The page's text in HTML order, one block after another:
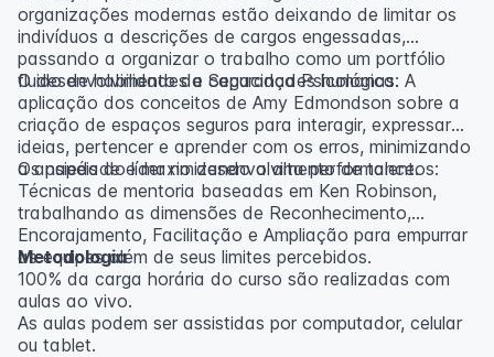
organizações modernas estão deixando de limitar os
indivíduos a descrições de cargos engessadas,
passando a organizar o trabalho como um portfólio
fluido de habilidades e capacidades humanas.
O desenvolvimento da Segurança Psicológica: A
aplicação dos conceitos de Amy Edmondson sobre a
criação de espaços seguros para interagir, expressar
ideias, pertencer e aprender com os erros, minimizando
a ansiedade e maximizando a alta performance.
Os papéis do líder no desenvolvimento de talentos:
Técnicas de mentoria baseadas em Ken Robinson,
trabalhando as dimensões de Reconhecimento,
Encorajamento, Facilitação e Ampliação para empurrar
as equipes além de seus limites percebidos.
Metodologia
100% da carga horária do curso são realizadas com
aulas ao vivo.
As aulas podem ser assistidas por computador, celular
ou tablet.